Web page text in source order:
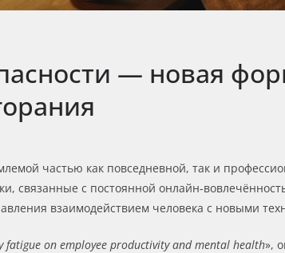
— новая
частью как повседневной, так и
связанные с постоянной
взаимодействием человека с новыми
on employee productivity and mental health»,